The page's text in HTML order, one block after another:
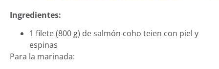
Ingredientes:
1 filete (800 g) de salmón coho teien con piel y
espinas
Para la marinada: